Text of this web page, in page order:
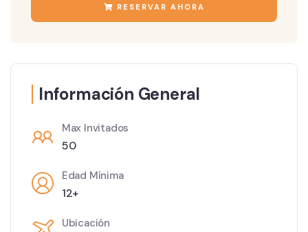
RESERVAR AHORA
Información General
Max Invitados
50
Edad Mínima
12+
Ubicación